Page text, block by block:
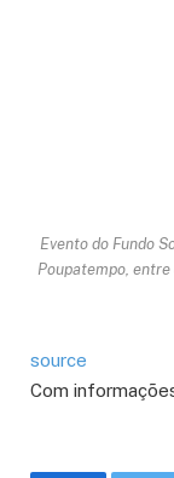
Evento do Fundo
Poupatempo,
source
Com